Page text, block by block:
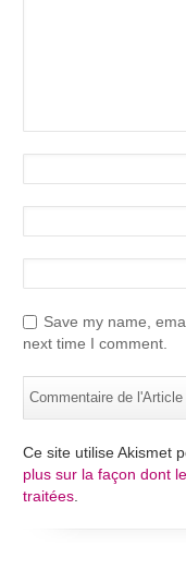
Save my name,
next time I comment.
Ce site utilise Akismet
plus sur la façon dont
traitées